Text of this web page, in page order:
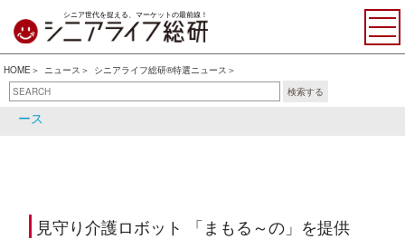
シニア世代を捉える、マーケットの最前線！
HOME ニュース
シニアライフ総研®特選ニュース
検索する
シニアライフ総研®特選ニュ
ース
シニア関連ニュース
見守り介護ロボット 「まもる～の」を提供